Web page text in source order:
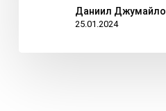
Даниил Джумайло
25.01.2024